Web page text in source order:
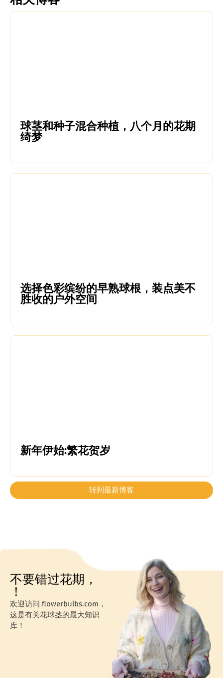
球茎和种子混合种植，八个月的花期
绮梦
选择色彩缤纷的早熟球根，装点美不
胜收的户外空间
新年伊始:繁花贺岁
转到最新博客
不要错过花期，
！
欢迎访问 flowerbulbs.com，
这是有关花球茎的最大知识
库！